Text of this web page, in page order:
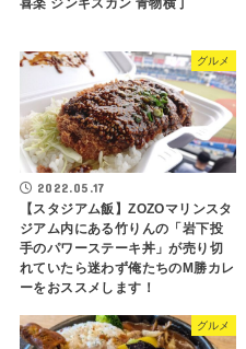
喜楽 ジンギスカン 青物横丁
グルメ
2022.05.17
【スタジアム飯】ZOZOマリンスタ
ジアム内にある竹りんの「岩下投
手のパワーステーキ丼」が売り切
れていたら迷わず俺たちのM勝カレ
ーをおススメします！
グルメ